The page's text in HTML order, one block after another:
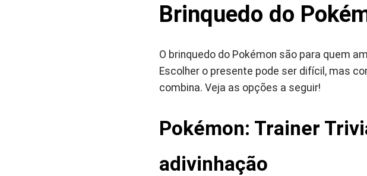
Brinquedo do
O brinquedo do Pokémon são para quem
Escolher o presente pode ser difícil, mas
combina. Veja as opções a seguir!
Pokémon: Trainer
adivinhação